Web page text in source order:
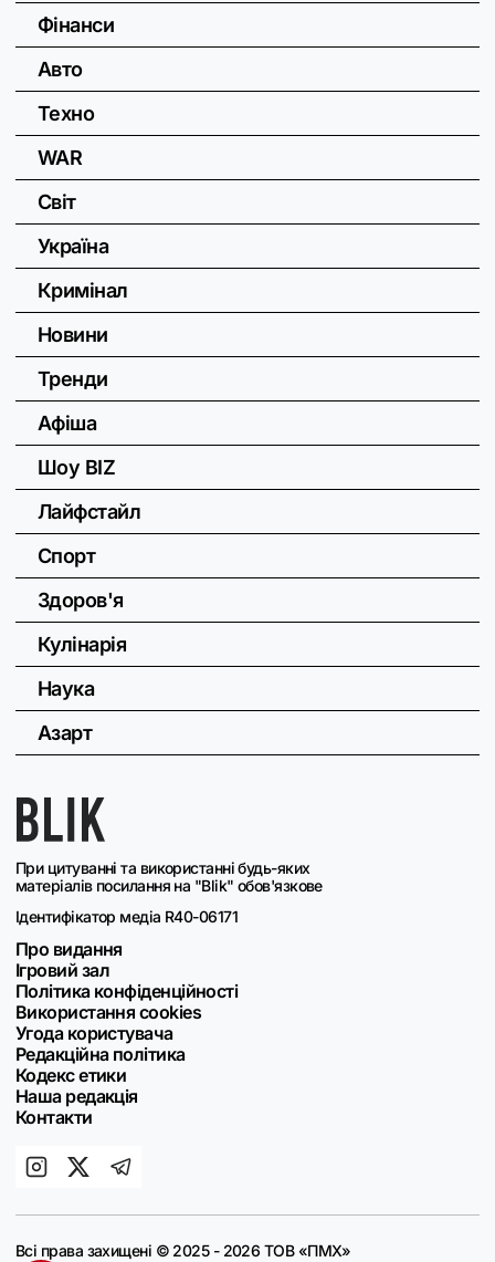
При цитуванні та використанні будь-яких
матеріалів посилання на "Blik" обов'язкове
Ідентифікатор медіа R40-06171
Про видання
Ігровий зал
Політика конфіденційності
Використання cookies
Угода користувача
Редакційна політика
Кодекс етики
Наша редакція
Контакти
Фінанси
Авто
Техно
WAR
Світ
Україна
Кримінал
Новини
Тренди
Афіша
Шоу BIZ
Лайфстайл
Спорт
Здоров'я
Кулінарія
Наука
Азарт
Всі права захищені © 2025 - 2026 ТОВ «ПМХ»